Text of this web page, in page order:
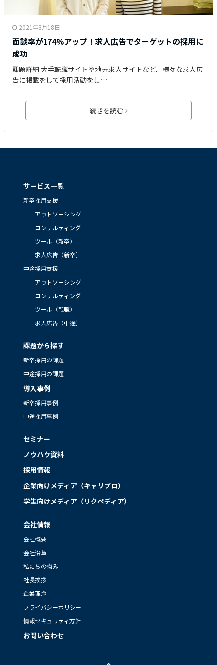
2021年3月18日
面談率が174%アップ！求人広告でターゲットの採用に
成功
課題詳細 大手転職サイトや地元求人サイトなど、様々な求人広
告に掲載をして採用活動をし…
続きを読む
サービス一覧
新卒採用支援
アウトソーシング
コンサルティング
ツール（新卒）
求人広告（新卒）
中途採用支援
アウトソーシング
コンサルティング
ツール（転職）
求人広告（中途）
課題から探す
新卒採用の課題
中途採用の課題
導入事例
新卒採用事例
中途採用事例
セミナー
ノウハウ資料
採用情報
企業向けメディア（キャリブロ）
学生向けメディア（リクペディア）
会社情報
会社概要
会社沿革
私たちの強み
社長挨拶
企業理念
プライバシーポリシー
情報セキュリティ方針
お問い合わせ